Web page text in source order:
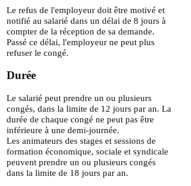
Le refus de l'employeur doit être motivé et
notifié au salarié dans un délai de 8 jours à
compter de la réception de sa demande.
Passé ce délai, l'employeur ne peut plus
refuser le congé.
Durée
Le salarié peut prendre un ou plusieurs
congés, dans la limite de 12 jours par an. La
durée de chaque congé ne peut pas être
inférieure à une demi-journée.
Les animateurs des stages et sessions de
formation économique, sociale et syndicale
peuvent prendre un ou plusieurs congés
dans la limite de 18 jours par an.